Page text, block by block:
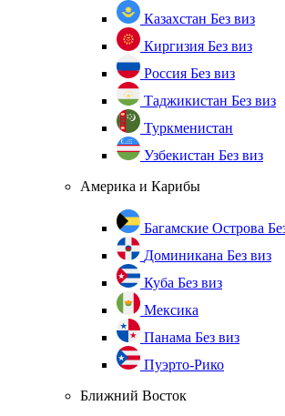
Казахстан Без виз
Киргизия Без виз
Россия Без виз
Таджикистан Без виз
Туркменистан
Узбекистан Без виз
Америка и Карибы
Багамские Острова
Доминикана Без виз
Куба Без виз
Мексика
Панама Без виз
Пуэрто-Рико
Ближний Восток